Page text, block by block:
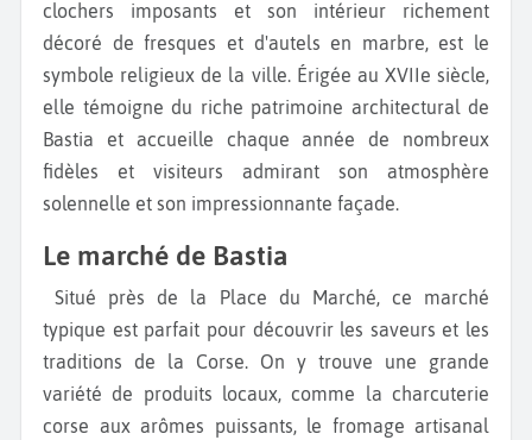
clochers imposants et son intérieur richement
décoré de fresques et d'autels en marbre, est le
symbole religieux de la ville. Érigée au XVIIe siècle,
elle témoigne du riche patrimoine architectural de
Bastia et accueille chaque année de nombreux
fidèles et visiteurs admirant son atmosphère
solennelle et son impressionnante façade.
Le marché de Bastia
Situé près de la Place du Marché, ce marché
typique est parfait pour découvrir les saveurs et les
traditions de la Corse. On y trouve une grande
variété de produits locaux, comme la charcuterie
corse aux arômes puissants, le fromage artisanal